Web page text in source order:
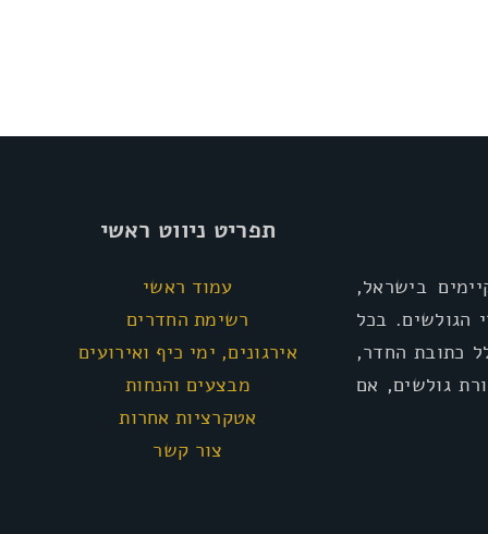
בישראל,
הגולשים. בכל
כתובת החדר,
גולשים, אם
תפריט ניווט ראשי
עמוד ראשי
רשימת החדרים
אירגונים, ימי כיף ואירועים
מבצעים והנחות
אטקרציות אחרות
צור קשר